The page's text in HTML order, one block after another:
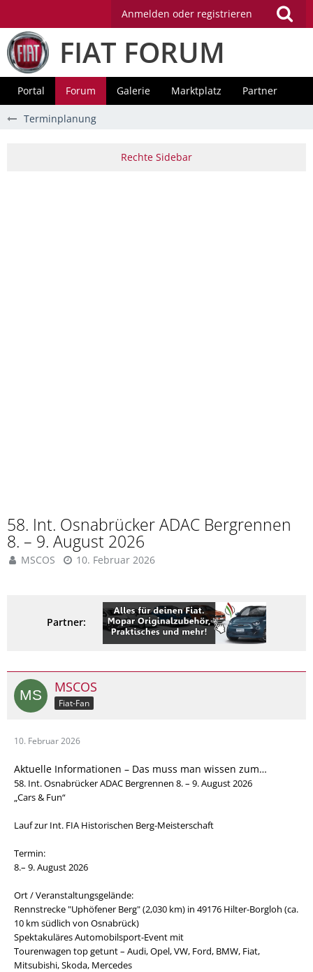
Anmelden oder registrieren
FIAT FORUM
Portal Forum Galerie Marktplatz Partner
Terminplanung
58. Int. Osnabrücker ADAC Bergrennen
8. – 9. August 2026
MSCOS 10. Februar 2026
Partner:
MSCOS
Fiat-Fan
10. Februar 2026
Aktuelle Informationen – Das muss man wissen zum…
58. Int. Osnabrücker ADAC Bergrennen 8. – 9. August 2026
„Cars & Fun“
Lauf zur Int. FIA Historischen Berg-Meisterschaft
Termin:
8.– 9. August 2026
Ort / Veranstaltungsgelände:
Rennstrecke "Uphöfener Berg" (2,030 km) in 49176 Hilter-Borgloh (ca.
10 km südlich von Osnabrück)
Spektakuläres Automobilsport-Event mit
Tourenwagen top getunt – Audi, Opel, VW, Ford, BMW, Fiat,
Mitsubishi, Skoda, Mercedes